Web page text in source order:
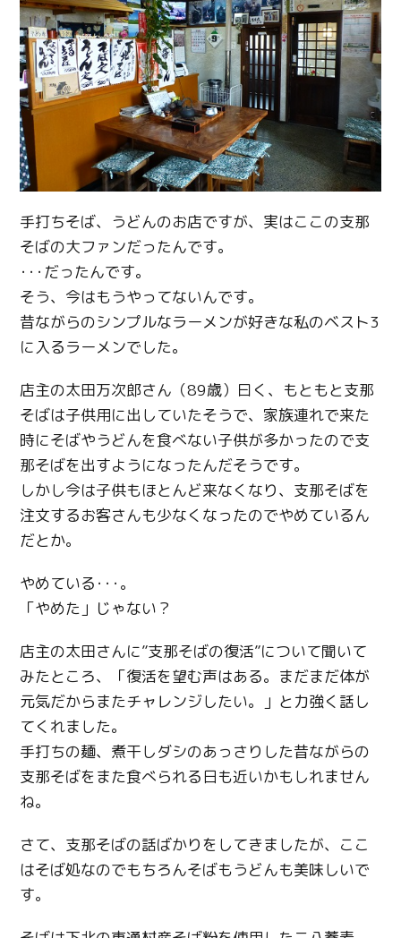
手打ちそば、うどんのお店ですが、実はここの支那
そばの大ファンだったんです。
･･･だったんです。
そう、今はもうやってないんです。
昔ながらのシンプルなラーメンが好きな私のベスト3
に入るラーメンでした。
店主の太田万次郎さん（89歳）曰く、もともと支那
そばは子供用に出していたそうで、家族連れで来た
時にそばやうどんを食べない子供が多かったので支
那そばを出すようになったんだそうです。
しかし今は子供もほとんど来なくなり、支那そばを
注文するお客さんも少なくなったのでやめているん
だとか。
やめている･･･。
「やめた」じゃない？
店主の太田さんに”支那そばの復活”について聞いて
みたところ、「復活を望む声はある。まだまだ体が
元気だからまたチャレンジしたい。」と力強く話し
てくれました。
手打ちの麺、煮干しダシのあっさりした昔ながらの
支那そばをまた食べられる日も近いかもしれません
ね。
さて、支那そばの話ばかりをしてきましたが、ここ
はそば処なのでもちろんそばもうどんも美味しいで
す。